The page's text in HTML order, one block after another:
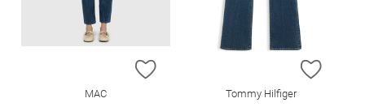
ZUR WUNSCHLISTE HINZUFÜGEN
MAC
ZUR
Tommy Hilfiger